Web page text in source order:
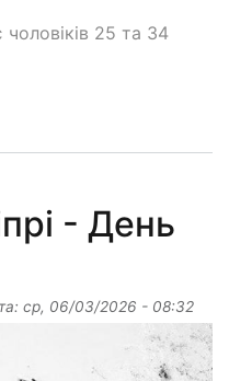
25 та 34
- День
ср, 06/03/2026 - 08:32